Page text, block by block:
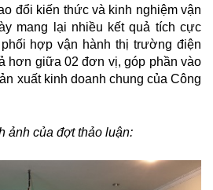
đổi kiến thức và kinh nghiệm vận
mang lại nhiều kết quả tích cực
hợp vận hành thị trường điện
hơn giữa 02 đơn vị, góp phần vào
xuất kinh doanh chung của Công
ảnh của đợt thảo luận: